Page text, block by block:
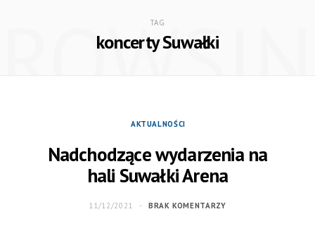
TAG
koncerty Suwałki
AKTUALNOŚCI
Nadchodzące wydarzenia na
hali Suwałki Arena
11/12/2021 BRAK KOMENTARZY